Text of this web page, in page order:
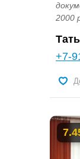
2000
+7-